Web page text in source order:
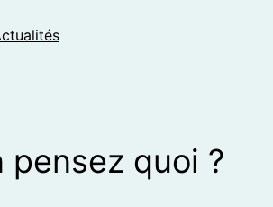
pensez quoi ?